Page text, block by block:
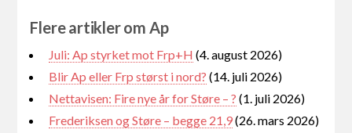
Flere artikler om Ap
Juli: Ap styrket mot Frp+H (4. august 2026)
Blir Ap eller Frp størst i nord? (14. juli 2026)
Nettavisen: Fire nye år for Støre – ? (1. juli 2026)
Frederiksen og Støre – begge 21,9(26. mars 2026)